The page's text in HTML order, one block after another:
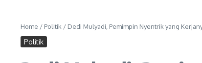
Home / Politik / Dedi Mulyadi, Pemimpin Nyentrik yang
Politik